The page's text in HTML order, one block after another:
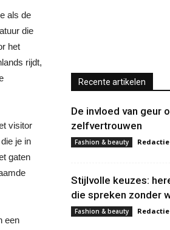
als de
die
het
rijdt,
visitor
je in
gaten
een
Recente artikelen
De invloed van geur
zelfvertrouwen
Fashion & beauty
Stijlvolle keuzes:
die spreken zonder
Fashion & beauty